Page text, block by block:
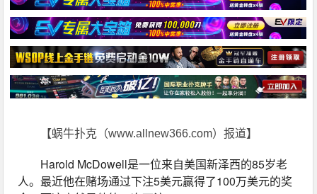
【蜗牛扑克（www.allnew366.com）报道】
Harold McDowell是一位来自美国新泽西的85岁老
人。最近他在赌场通过下注5美元赢得了100万美元的奖